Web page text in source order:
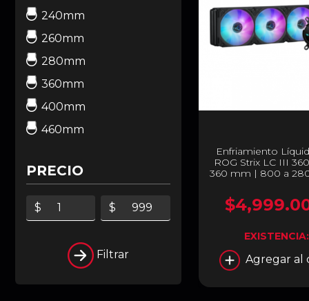
240mm
260mm
280mm
360mm
400mm
460mm
PRECIO
$ $
Filtrar
Enfriamiento
ROG Strix LC III
360 mm | 800 a
1851 / 1700 / 1200 /
ARGB | Negro |
III 360 ARGB
EXISTENCIA:
Agregar al